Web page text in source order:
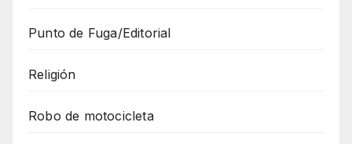
Punto de Fuga/Editorial
Religión
Robo de motocicleta